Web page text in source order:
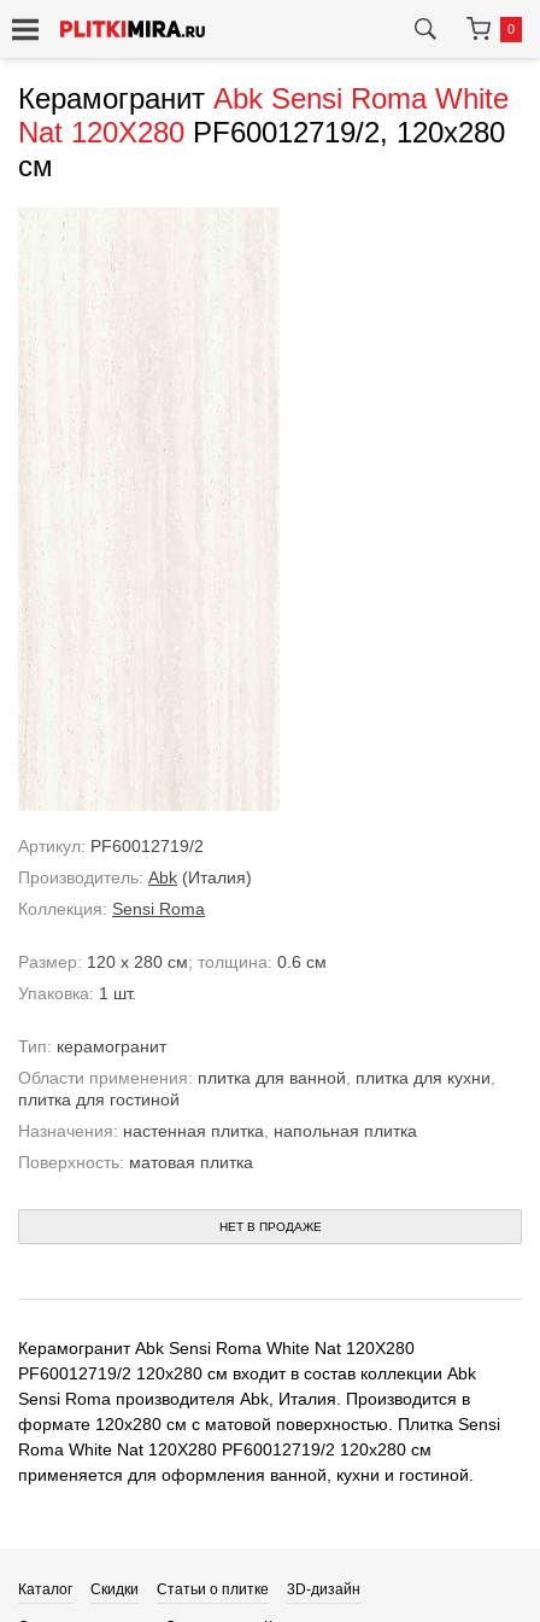
0
Керамогранит Abk Sensi Roma White
Nat 120X280 PF60012719/2, 120x280
см
Артикул: PF60012719/2
Производитель: Abk (Италия)
Коллекция: Sensi Roma
Размер: 120 x 280 см; толщина: 0.6 см
Упаковка: 1 шт.
Тип: керамогранит
Области применения: плитка для ванной плитка для кухни
плитка для гостиной
Назначения: настенная плитка
напольная плитка
Поверхность: матовая плитка
НЕТ В ПРОДАЖЕ
Керамогранит Abk Sensi Roma White Nat 120X280
PF60012719/2 120x280 см входит в состав коллекции Abk
Sensi Roma производителя Abk, Италия. Производится в
формате 120x280 см с матовой поверхностью. Плитка Sensi
Roma White Nat 120X280 PF60012719/2 120x280 см
применяется для оформления ванной, кухни и гостиной.
Каталог Скидки Статьи о плитке 3D-дизайн